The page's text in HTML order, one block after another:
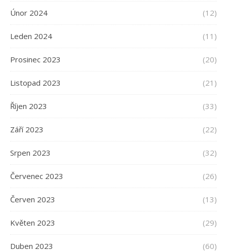
Únor 2024 (12)
Leden 2024 (11)
Prosinec 2023 (20)
Listopad 2023 (21)
Říjen 2023 (33)
Září 2023 (22)
Srpen 2023 (32)
Červenec 2023 (26)
Červen 2023 (13)
Květen 2023 (29)
Duben 2023 (60)